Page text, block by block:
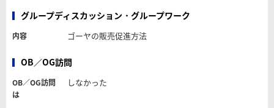
グループディスカッション・グループワーク
内容 ゴーヤの販売促進方法
OB／OG訪問
OB／OG訪問
は
しなかった